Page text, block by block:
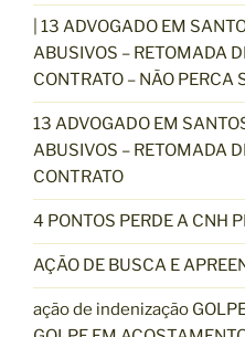
| 13 ADVOGADO EM
ABUSIVOS – RETOMADA
CONTRATO – NÃO PERCA
13 ADVOGADO EM
ABUSIVOS – RETOMADA
CONTRATO
4 PONTOS PERDE A CNH
AÇÃO DE BUSCA E
ação de indenização